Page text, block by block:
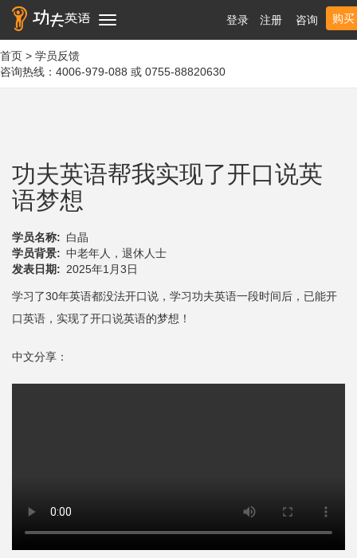
购买
咨询
注册
登录
Toggle
navigation
首页 > 学员反馈
咨询热线：4006-979-088 或 0755-88820630
功夫英语帮我实现了开口说英
语梦想
学员名称
白晶
学员背景
中老年人，退休人士
发表日期
2025年1月3日
学习了30年英语都没法开口说，学习功夫英语一段时间后，已能开
口英语，实现了开口说英语的梦想！
中文分享：